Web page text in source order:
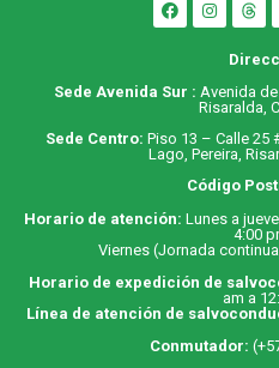
Sede Avenida Sur : Avenida
Risaralda,
Sede Centro: Piso 13 – Calle 25
Lago, Pereira,
Código
Horario de atención: Lunes a
4:00
Viernes (Jornada
Horario de expedición de
am a
Línea de atención de
Conmutador: